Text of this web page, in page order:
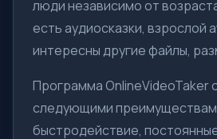
люди независимо от
есть аудиосказки, взрослой
интересны другие файлы,
Программа OnlineVideoTaker
следующими
быстродействие,